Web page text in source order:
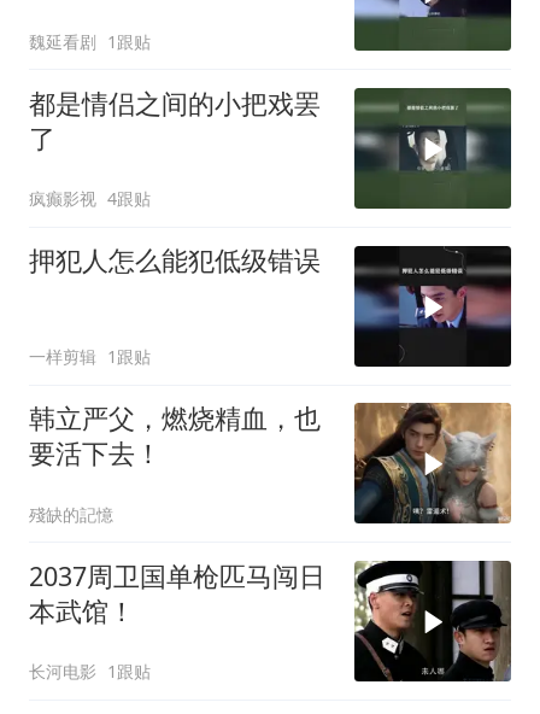
魏延看剧 1跟贴
都是情侣之间的小把戏罢
了
疯癫影视 4跟贴
押犯人怎么能犯低级错误
一样剪辑 1跟贴
韩立严父，燃烧精血，也
要活下去！
殘缺的記憶
2037周卫国单枪匹马闯日
本武馆！
长河电影 1跟贴